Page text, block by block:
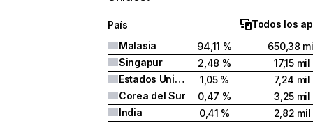
País
Todos los
Malasia
94,11 %
650,38
Singapur
2,48 %
17,15 mil
Estados Unidos
1,05 %
7,24 mil
Corea del Sur
0,47 %
3,25 mil
India
0,41 % 2,82 mil